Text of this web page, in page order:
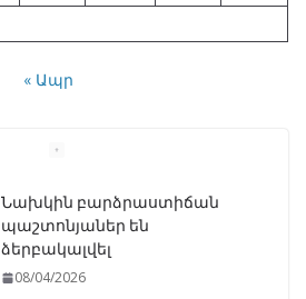
« Ապր
Նախկին բարձրաստիճան
պաշտոնյաներ են
ձերբակալվել
08/04/2026